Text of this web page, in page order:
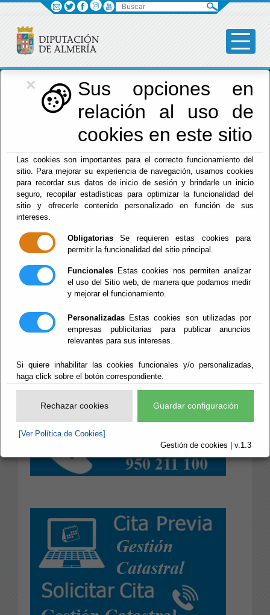
×
Sus opciones en
relación al uso de
cookies en este sitio
Las cookies son importantes para el correcto funcionamiento del
sitio. Para mejorar su experiencia de navegación, usamos cookies
para recordar sus datos de inicio de sesión y brindarle un inicio
seguro, recopilar estadísticas para optimizar la funcionalidad del
sitio y ofrecerle contenido personalizado en función de sus
intereses.
Obligatorias Se requieren estas cookies para
permitir la funcionalidad del sitio principal.
Funcionales Estas cookies nos permiten analizar
el uso del Sitio web, de manera que podamos medir
y mejorar el funcionamiento.
Personalizadas Estas cookies son utilizadas por
empresas publicitarias para publicar anuncios
relevantes para sus intereses.
Si quiere inhabilitar las cookies funcionales y/o personalizadas,
haga click sobre el botón correspondiente.
Rechazar cookies Guardar configuración
[Ver Política de Cookies]
Gestión de cookies | v.1.3
Diputación
Menú Diputación
CITAS PREVIAS
Escuchar
La Atención Presencial en las
Oficinas de Atención
al Registro,deAcreditación de Certificados de la
y deRegistro de usuarios Cl@ve
su cita, por alguno de estos medios:
Buscar